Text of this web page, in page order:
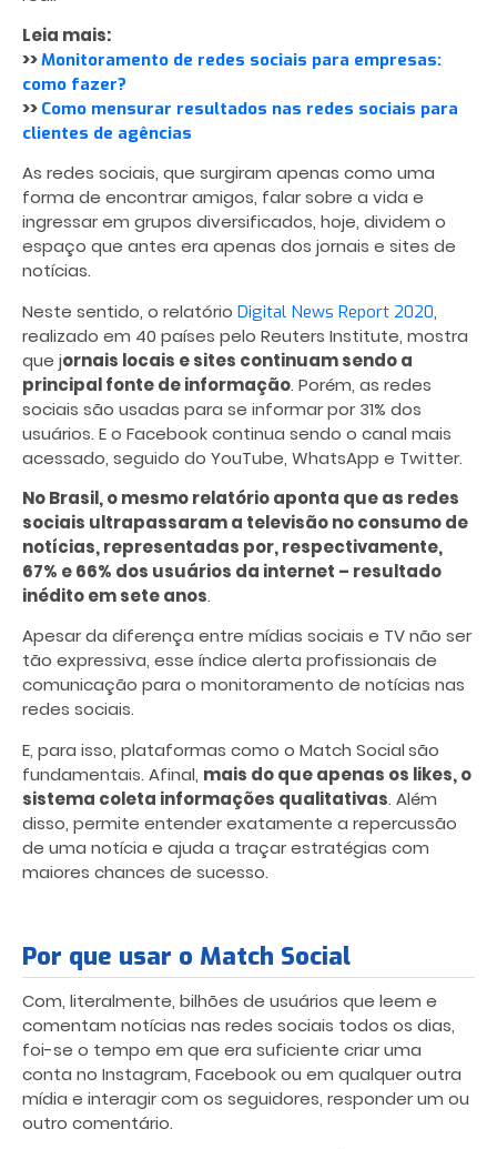
Leia mais:
>>Monitoramento de redes sociais para empresas:
como fazer?
>> Como mensurar resultados nas redes sociais para
clientes de agências
As redes sociais, que surgiram apenas como uma
forma de encontrar amigos, falar sobre a vida e
ingressar em grupos diversificados, hoje, dividem o
espaço que antes era apenas dos jornais e sites de
notícias.
Neste sentido, o relatório Digital News Report 2020,
realizado em 40 países pelo Reuters Institute, mostra
que jornais locais e sites continuam sendo a
principal fonte de informação. Porém, as redes
sociais são usadas para se informar por 31% dos
usuários. E o Facebook continua sendo o canal mais
acessado, seguido do YouTube, WhatsApp e Twitter.
No Brasil, o mesmo relatório aponta que as redes
sociais ultrapassaram a televisão no consumo de
notícias, representadas por, respectivamente,
67% e 66% dos usuários da internet – resultado
inédito em sete anos.
Apesar da diferença entre mídias sociais e TV não ser
tão expressiva, esse índice alerta profissionais de
comunicação para o monitoramento de notícias nas
redes sociais.
E, para isso, plataformas como o Match Socialsão
fundamentais. Afinal, mais do que apenas os likes, o
sistema coleta informações qualitativas. Além
disso, permite entender exatamente a repercussão
de uma notícia e ajuda a traçar estratégias com
maiores chances de sucesso.
Por que usar o Match Social
Com, literalmente, bilhões de usuários que leem e
comentam notícias nas redes sociais todos os dias,
foi-se o tempo em que era suficiente criar uma
conta no Instagram, Facebook ou em qualquer outra
mídia e interagir com os seguidores, responder um ou
outro comentário.